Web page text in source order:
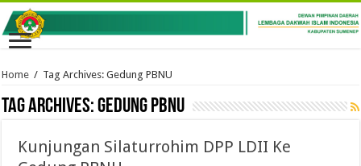
Home / Tag Archives: Gedung PBNU
Tag Archives:Gedung PBNU
Kunjungan Silaturrohim DPP LDII Ke